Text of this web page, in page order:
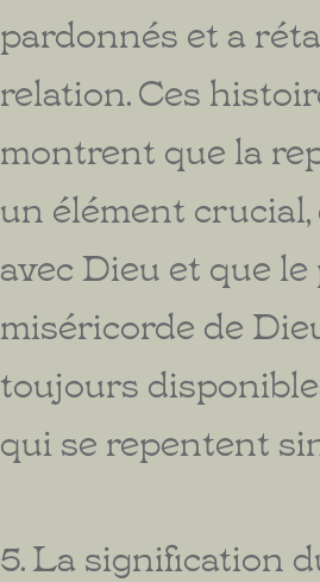
pardonnés et a
relation. Ces
montrent que la
un élément
avec Dieu et que
miséricorde de
toujours
qui se repentent
5. La signification